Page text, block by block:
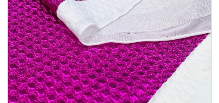
Трикотаж
Хлопок
Шелк
Шитьё